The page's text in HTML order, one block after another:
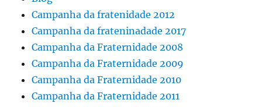
Campanha da fratenidade 2012
Campanha da frateninadade 2017
Campanha da Fraternidade 2008
Campanha da Fraternidade 2009
Campanha da Fraternidade 2010
Campanha da Fraternidade 2011